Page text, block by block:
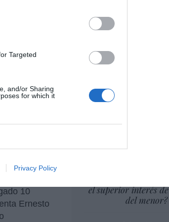
Targeted
and/or Sharing
for which it
Privacy Policy
que los
Urtasun
los
y si en
10
Ernesto
americanas (y
por Ana Sánchez Arjona
LA
EEUU. Inquietante
tercera parte de los
define como
¿El Superior interés
el superior interés
del menor?